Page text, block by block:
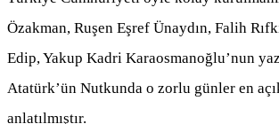
Özakman, Ruşen Eşref Ünaydın, Falih
Edip, Yakup Kadri Karaosmanoğlu’nun
Atatürk’ün Nutkunda o zorlu günler en
anlatılmıştır.